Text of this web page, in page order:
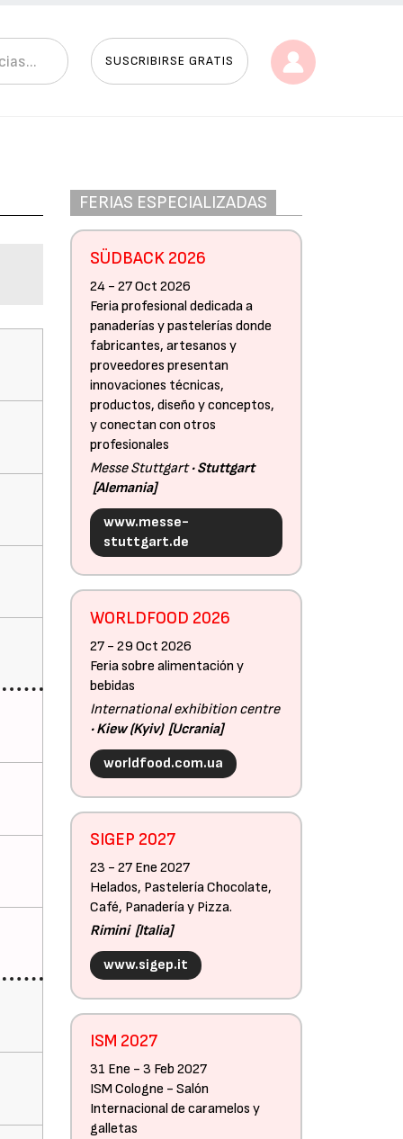
SUSCRIBIRSE GRATIS
FERIAS ESPECIALIZADAS
SÜDBACK 2026
24 - 27 Oct 2026
Feria profesional dedicada a
panaderías y pastelerías donde
fabricantes, artesanos y
proveedores presentan
innovaciones técnicas,
productos, diseño y conceptos,
y conectan con otros
profesionales
Messe Stuttgart Stuttgart
Alemania
www.messe-
stuttgart.de
WORLDFOOD 2026
27 - 29 Oct 2026
Feria sobre alimentación y
bebidas
International exhibition centre
Kiew (Kyiv) Ucrania
worldfood.com.ua
SIGEP 2027
23 - 27 Ene 2027
Helados, Pastelería Chocolate,
Café, Panadería y Pizza.
Rimini Italia
www.sigep.it
ISM 2027
31 Ene - 3 Feb 2027
ISM Cologne - Salón
Internacional de caramelos y
galletas